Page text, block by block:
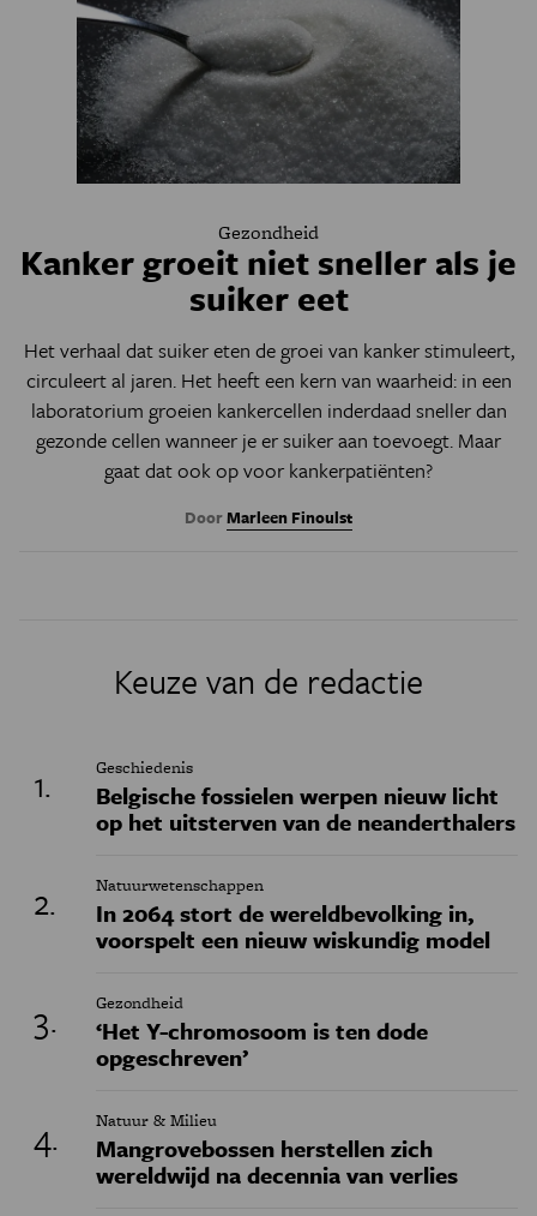
Gezondheid
Kanker groeit niet sneller als je
suiker eet
Het verhaal dat suiker eten de groei van kanker stimuleert,
circuleert al jaren. Het heeft een kern van waarheid: in een
laboratorium groeien kankercellen inderdaad sneller dan
gezonde cellen wanneer je er suiker aan toevoegt. Maar
gaat dat ook op voor kankerpatiënten?
DoorMarleen Finoulst
Keuze van de redactie
Geschiedenis
Belgische fossielen werpen nieuw licht
op het uitsterven van de neanderthalers
Natuurwetenschappen
In 2064 stort de wereldbevolking in,
voorspelt een nieuw wiskundig model
Gezondheid
‘Het Y-chromosoom is ten dode
opgeschreven’
Natuur & Milieu
Mangrovebossen herstellen zich
wereldwijd na decennia van verlies